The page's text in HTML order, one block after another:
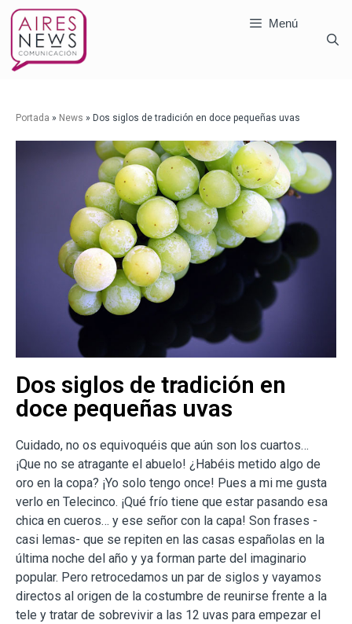
Menú
Portada » News » Dos siglos de tradición en doce pequeñas uvas
Dos siglos de tradición en
doce pequeñas uvas
Cuidado, no os equivoquéis que aún son los cuartos…
¡Que no se atragante el abuelo! ¿Habéis metido algo de
oro en la copa? ¡Yo solo tengo once! Pues a mi me gusta
verlo en Telecinco. ¡Qué frío tiene que estar pasando esa
chica en cueros… y ese señor con la capa! Son frases -
casi lemas- que se repiten en las casas españolas en la
última noche del año y ya forman parte del imaginario
popular. Pero retrocedamos un par de siglos y vayamos
directos al origen de la costumbre de reunirse frente a la
tele y tratar de sobrevivir a las 12 uvas para empezar el